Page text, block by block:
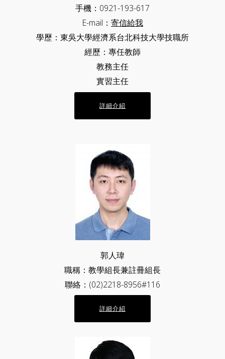
手機：0921-193-617
E-mail： 寄信給我
學歷：東吳大學經濟系台北科技大學技職所
經歷：專任教師
教務主任
實習主任
詳細介紹
郭人瑋
職稱：教學組長兼註冊組長
聯絡：(02)2218-8956#116
詳細介紹